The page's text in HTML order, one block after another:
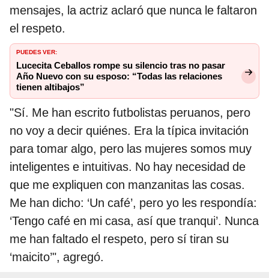
mensajes, la actriz aclaró que nunca le faltaron
el respeto.
PUEDES VER:
Lucecita Ceballos rompe su silencio tras no pasar
Año Nuevo con su esposo: “Todas las relaciones
tienen altibajos”
"Sí. Me han escrito futbolistas peruanos, pero
no voy a decir quiénes. Era la típica invitación
para tomar algo, pero las mujeres somos muy
inteligentes e intuitivas. No hay necesidad de
que me expliquen con manzanitas las cosas.
Me han dicho: ‘Un café’, pero yo les respondía:
‘Tengo café en mi casa, así que tranqui’. Nunca
me han faltado el respeto, pero sí tiran su
‘maicito’", agregó.